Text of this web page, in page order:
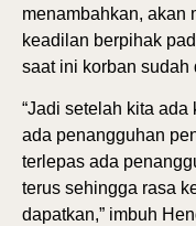
menambahkan, akan
keadilan berpihak
saat ini korban
“Jadi setelah kita
ada penangguhan
terlepas ada
terus sehingga rasa
dapatkan,” imbuh